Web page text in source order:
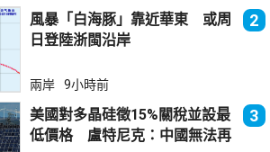
風暴「白海豚」靠近華東 或周
日登陸浙閩沿岸
2
兩岸 9小時前
美國對多晶硅徵15%關稅並設最
低價格 盧特尼克：中國無法再
3